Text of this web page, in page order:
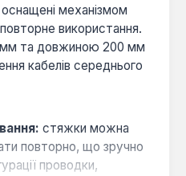
оснащені механізмом
використання.
мм та довжиною 200 мм
кабелів середнього
стяжки можна
повторно, що зручно
проводки,